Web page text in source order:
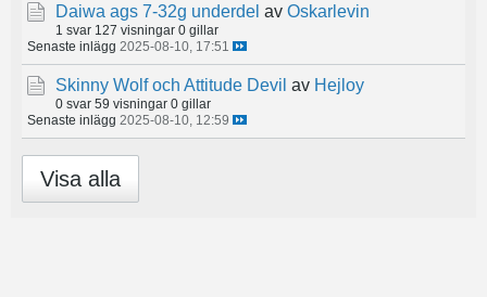
Daiwa ags 7-32g underdel av Oskarlevin
1 svar 127 visningar 0 gillar
Senaste inlägg 2025-08-10, 17:51
Skinny Wolf och Attitude Devil av Hejloy
0 svar 59 visningar 0 gillar
Senaste inlägg 2025-08-10, 12:59
Visa alla